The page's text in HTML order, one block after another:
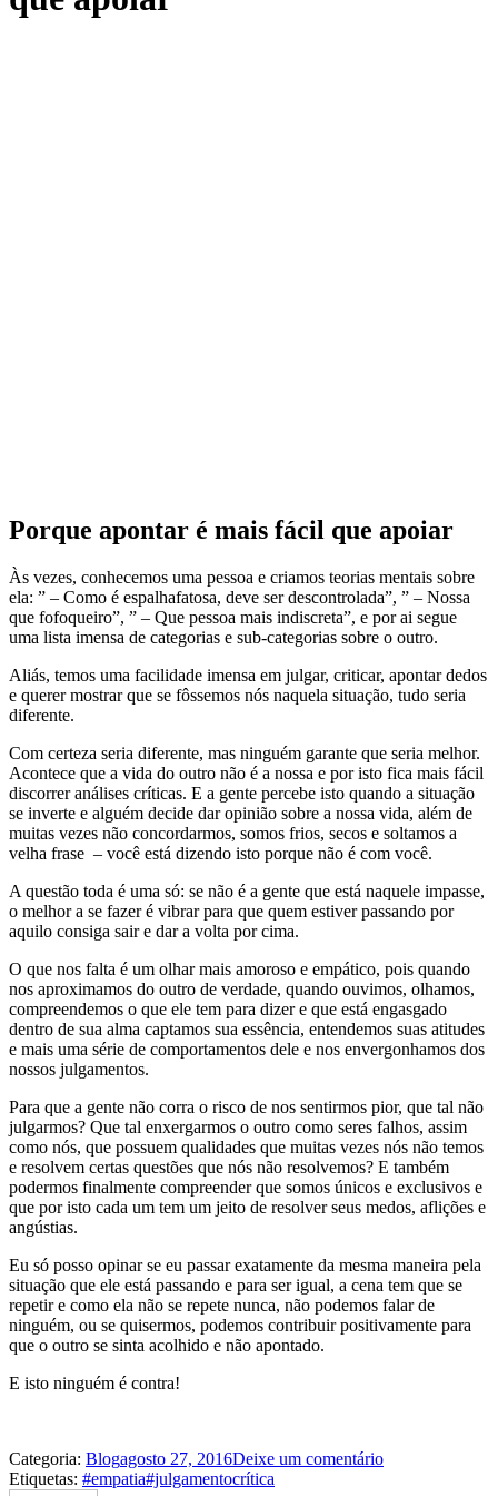
Porque apontar é mais fácil que apoiar
Às vezes, conhecemos uma pessoa e criamos teorias mentais sobre
ela: ” – Como é espalhafatosa, deve ser descontrolada”, ” – Nossa
que fofoqueiro”, ” – Que pessoa mais indiscreta”, e por ai segue
uma lista imensa de categorias e sub-categorias sobre o outro.
Aliás, temos uma facilidade imensa em julgar, criticar, apontar dedos
e querer mostrar que se fôssemos nós naquela situação, tudo seria
diferente.
Com certeza seria diferente, mas ninguém garante que seria melhor.
Acontece que a vida do outro não é a nossa e por isto fica mais fácil
discorrer análises críticas. E a gente percebe isto quando a situação
se inverte e alguém decide dar opinião sobre a nossa vida, além de
muitas vezes não concordarmos, somos frios, secos e soltamos a
velha frase – você está dizendo isto porque não é com você.
A questão toda é uma só: se não é a gente que está naquele impasse,
o melhor a se fazer é vibrar para que quem estiver passando por
aquilo consiga sair e dar a volta por cima.
O que nos falta é um olhar mais amoroso e empático, pois quando
nos aproximamos do outro de verdade, quando ouvimos, olhamos,
compreendemos o que ele tem para dizer e que está engasgado
dentro de sua alma captamos sua essência, entendemos suas atitudes
e mais uma série de comportamentos dele e nos envergonhamos dos
nossos julgamentos.
Para que a gente não corra o risco de nos sentirmos pior, que tal não
julgarmos? Que tal enxergarmos o outro como seres falhos, assim
como nós, que possuem qualidades que muitas vezes nós não temos
e resolvem certas questões que nós não resolvemos? E também
podermos finalmente compreender que somos únicos e exclusivos e
que por isto cada um tem um jeito de resolver seus medos, aflições e
angústias.
Eu só posso opinar se eu passar exatamente da mesma maneira pela
situação que ele está passando e para ser igual, a cena tem que se
repetir e como ela não se repete nunca, não podemos falar de
ninguém, ou se quisermos, podemos contribuir positivamente para
que o outro se sinta acolhido e não apontado.
E isto ninguém é contra!
Categoria: Blogagosto 27, 2016Deixe um comentário
Etiquetas: #empatia#julgamentocrítica